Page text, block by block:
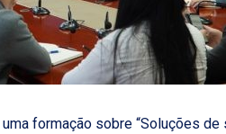
uma formação sobre “Soluções